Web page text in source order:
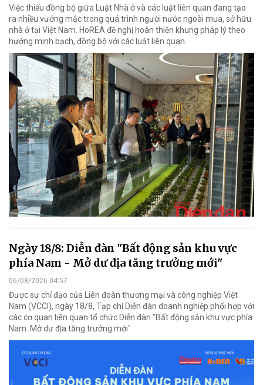
Việc thiếu đồng bộ giữa Luật Nhà ở và các luật liên quan đang tạo
ra nhiều vướng mắc trong quá trình người nước ngoài mua, sở hữu
nhà ở tại Việt Nam. HoREA đề nghị hoàn thiện khung pháp lý theo
hướng minh bạch, đồng bộ với các luật liên quan.
Ngày 18/8: Diễn đàn "Bất động sản khu vực
phía Nam - Mở dư địa tăng trưởng mới"
06/08/2026 04:57
Được sự chỉ đạo của Liên đoàn thương mại và công nghiệp Việt
Nam (VCCI), ngày 18/8, Tạp chí Diễn đàn doanh nghiệp phối hợp với
các cơ quan liên quan tổ chức Diễn đàn "Bất động sản khu vực phía
Nam: Mở dư địa tăng trưởng mới".